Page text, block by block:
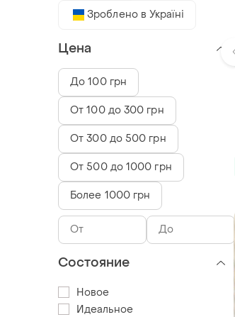
Зроблено в Україні
Цена
До 100 грн
От 100 до 300 грн
От 300 до 500 грн
От 500 до 1000 грн
Более 1000 грн
Состояние
Новое
Идеальное